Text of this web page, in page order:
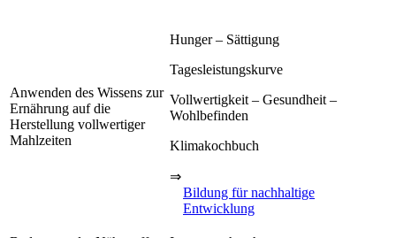
Anwenden des Wissens zur
Ernährung auf die
Herstellung vollwertiger
Mahlzeiten
Hunger – Sättigung
Tagesleistungskurve
Vollwertigkeit – Gesundheit –
Wohlbefinden
Klimakochbuch
⇒
Bildung für nachhaltige
Entwicklung